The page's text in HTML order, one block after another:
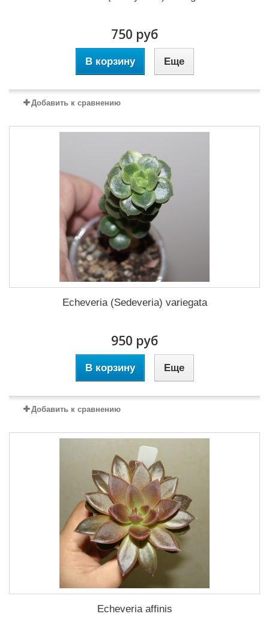
750 руб
В корзину Еще
Добавить к сравнению
Echeveria (Sedeveria) variegata
950 руб
В корзину Еще
Добавить к сравнению
Echeveria affinis